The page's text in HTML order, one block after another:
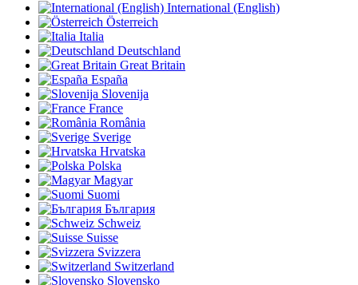
International (English)
Österreich
Italia
Deutschland
Great Britain
España
Slovenija
France
România
Sverige
Hrvatska
Polska
Magyar
Suomi
България
Schweiz
Suisse
Svizzera
Switzerland
Slovensko